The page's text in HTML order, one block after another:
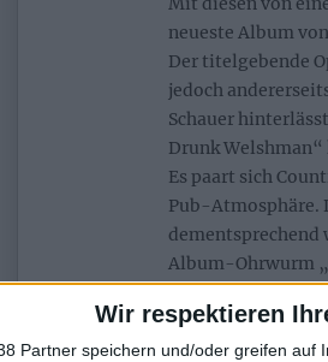
Wir respektieren
Partner speichern und/oder greifen auf
neueste Album
Der titelgebende
jedoch
Schauer
Drunk
Es paart sich
Pub-Atmosphäre.
dementsprechend
Album-Ohrwurm
Tracks der Platte,
bildhafte Texte
brilliert mit